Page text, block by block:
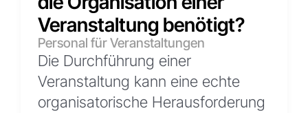
Veranstaltung benötigt?
Personal für Veranstaltungen
Die Durchführung einer
Veranstaltung kann eine echte
organisatorische Herausforderung